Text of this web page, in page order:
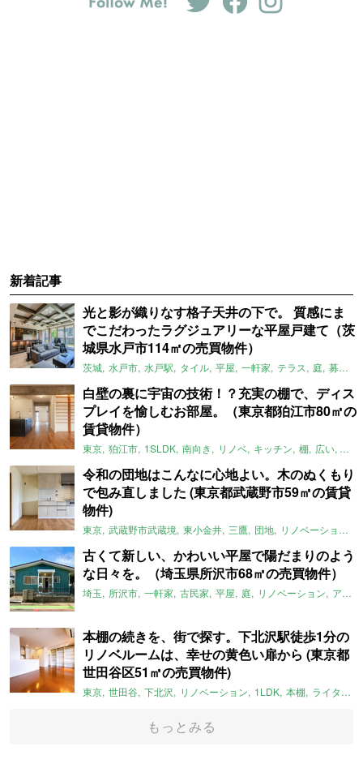
新着記事
光と影が織りなす格子天井の下で。 質感にま
でこだわったラグジュアリーな平屋戸建て（茨
城県水戸市114㎡の売買物件）
茨城 水戸市 水戸駅 タイル 平屋 一軒家 テラス 庭 募集中
白壁の裏に宇宙の技術！？充実の棚で、ディス
プレイを愉しむお部屋。（東京都狛江市80㎡の
賃貸物件）
東京 狛江市 1SLDK 南向き リノベ キッチン 棚 広い ガイ
令和の団地はこんなに心地よい。木のぬくもり
で包み直しました (東京都武蔵野市59㎡の賃貸
物件)
東京 武蔵野市武蔵境 東小金井 三鷹 団地 リノベーション
古くて新しい、かわいい平屋で陽だまりのよう
な日々を。（埼玉県所沢市68㎡の売買物件）
埼玉 所沢市 一軒家 古民家 平屋 庭 リノベーション アメリカンハウス
本棚の続きを、街で探す。下北沢駅徒歩1分の
リノベルームは、幸せの黄色い扉から (東京都
世田谷区51㎡の売買物件)
東京 世田谷 下北沢 リノベーション 1LDK 本棚 ライター：ほしりょうこ
もっとみる